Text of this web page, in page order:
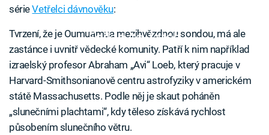
sérieVetřelci dávnověku:
Failed to fetch
Tvrzení, že je Oumuamua mezihvězdnou sondou, má ale
zastánce i uvnitř vědecké komunity. Patří k nim například
izraelský profesor Abraham „Avi“ Loeb, který pracuje v
Harvard-Smithsonianově centru astrofyziky v americkém
státě Massachusetts. Podle něj je skaut poháněn
„slunečními plachtami“, kdy těleso získává rychlost
působením slunečního větru.